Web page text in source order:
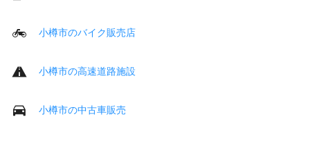
小樽市のバイク販売店
小樽市の高速道路施設
小樽市の中古車販売